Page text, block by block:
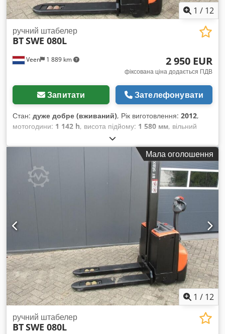
1 / 12
Veen 1 889 km
ручний штабелер
BTSWE 080L
2 950 EUR
фіксована ціна додається ПДВ
Запитати Зателефонувати
Стан: дуже добре (вживаний), Рік виготовлення: 2012,
мотогодини: 1 142 h, висота підйому: 1 580 мм, вільний
, тип пального:
вил:1 150 мм, загальна висота:1 860 мм, колір:інше,
допустима загальна маса: 760 кг вантажопідйомність: 2000
кг Dwsdpfx Adjzpyz De Nsa НОВІ АКУМУЛЯТОРНІ
ЕЛЕМЕНТИ 24 В 2PzS 180 А·год із централізованою
системою заповнення, вбудований високочастотний
зарядний пристрій 220 В, двоповерхова конструкція,
початковий підйом, вантажопідйомність нижніх вил 2000 кг,
вантажопідйомність вил підйомного механізму 800 кг,
розміри вил 1150 x 570 мм, модель BT TOYOTA SWE 080L,
Мала оголошення
1 / 12
ручний штабелер
BTSWE 080L